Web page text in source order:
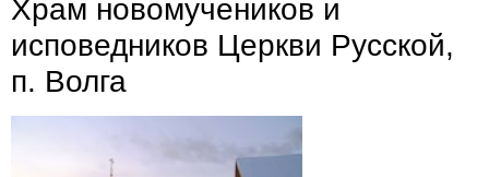
Храм новомучеников и
исповедников Церкви Русской,
п. Волга